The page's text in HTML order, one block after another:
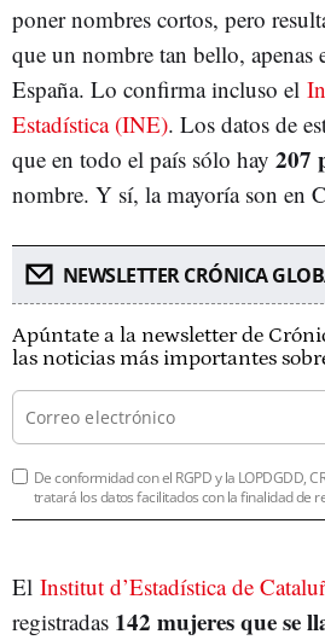
poner nombres cortos, pero
que un nombre tan bello, apenas
España. Lo confirma incluso el
Estadística (INE). Los datos de
que en todo el país sólo hay 207
nombre. Y sí, la mayoría son en
NEWSLETTER CRÓNICA
Apúntate a la newsletter de
las noticias más importantes
De conformidad con el RGPD y la LOPDGDD,
tratará los datos facilitados con la finalidad de
El Institut d’Estadística de
registradas 142 mujeres que se